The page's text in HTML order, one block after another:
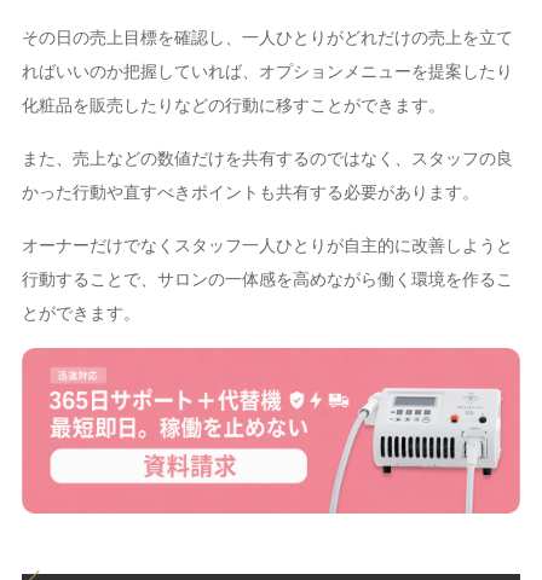
その日の売上目標を確認し、一人ひとりがどれだけの売上を立て
ればいいのか把握していれば、オプションメニューを提案したり
化粧品を販売したりなどの行動に移すことができます。
また、売上などの数値だけを共有するのではなく、スタッフの良
かった行動や直すべきポイントも共有する必要があります。
オーナーだけでなくスタッフ一人ひとりが自主的に改善しようと
行動することで、サロンの一体感を高めながら働く環境を作るこ
とができます。